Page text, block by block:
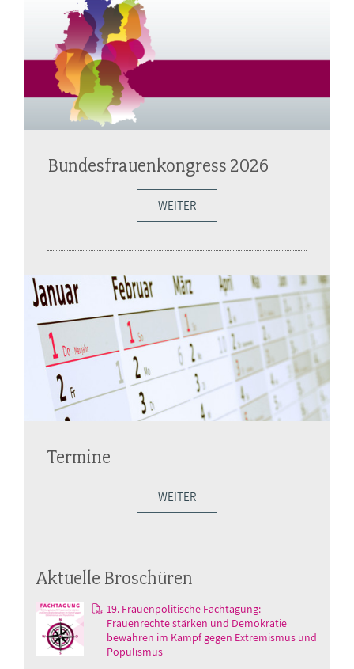
Bundesfrauenkongress 2026
WEITER
Termine
WEITER
Aktuelle Broschüren
19. Frauenpolitische Fachtagung:
Frauenrechte stärken und Demokratie
bewahren im Kampf gegen Extremismus und
Populismus